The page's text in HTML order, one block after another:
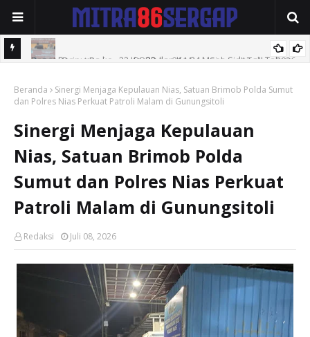
Rapat Paripurna ke _22,Ke_23 dan Ke-24 Masa Sidang II Tahun
Rapat Paripurna DPRD ke-21 Masa Sidang II Tahun 2026 .
Beranda
Sinergi Menjaga Kepulauan Nias, Satuan Brimob Polda Sumut
dan Polres Nias Perkuat Patroli Malam di Gunungsitoli
Sinergi Menjaga Kepulauan
Nias, Satuan Brimob Polda
Sumut dan Polres Nias Perkuat
Patroli Malam di Gunungsitoli
Redaksi Juli 08, 2026